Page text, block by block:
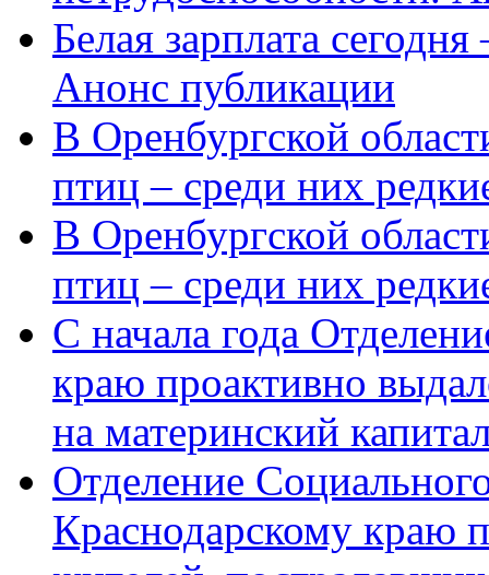
Белая зарплата
Анонс публикации
В Оренбургской
птиц – среди них
В Оренбургской
птиц – среди них
С начала года
краю проактивно
на материнский
Отделение
Краснодарскому краю